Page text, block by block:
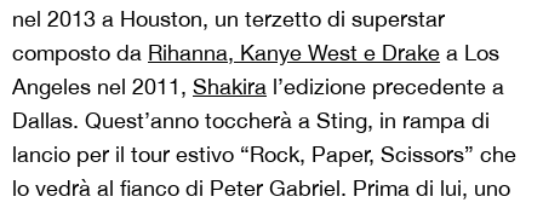
nel 2013 a Houston, un terzetto di superstar
composto da Rihanna, Kanye West e Drake a Los
Angeles nel 2011, Shakira l’edizione precedente a
Dallas. Quest’anno toccherà a Sting, in rampa di
lancio per il tour estivo “Rock, Paper, Scissors” che
lo vedrà al fianco di Peter Gabriel. Prima di lui, uno